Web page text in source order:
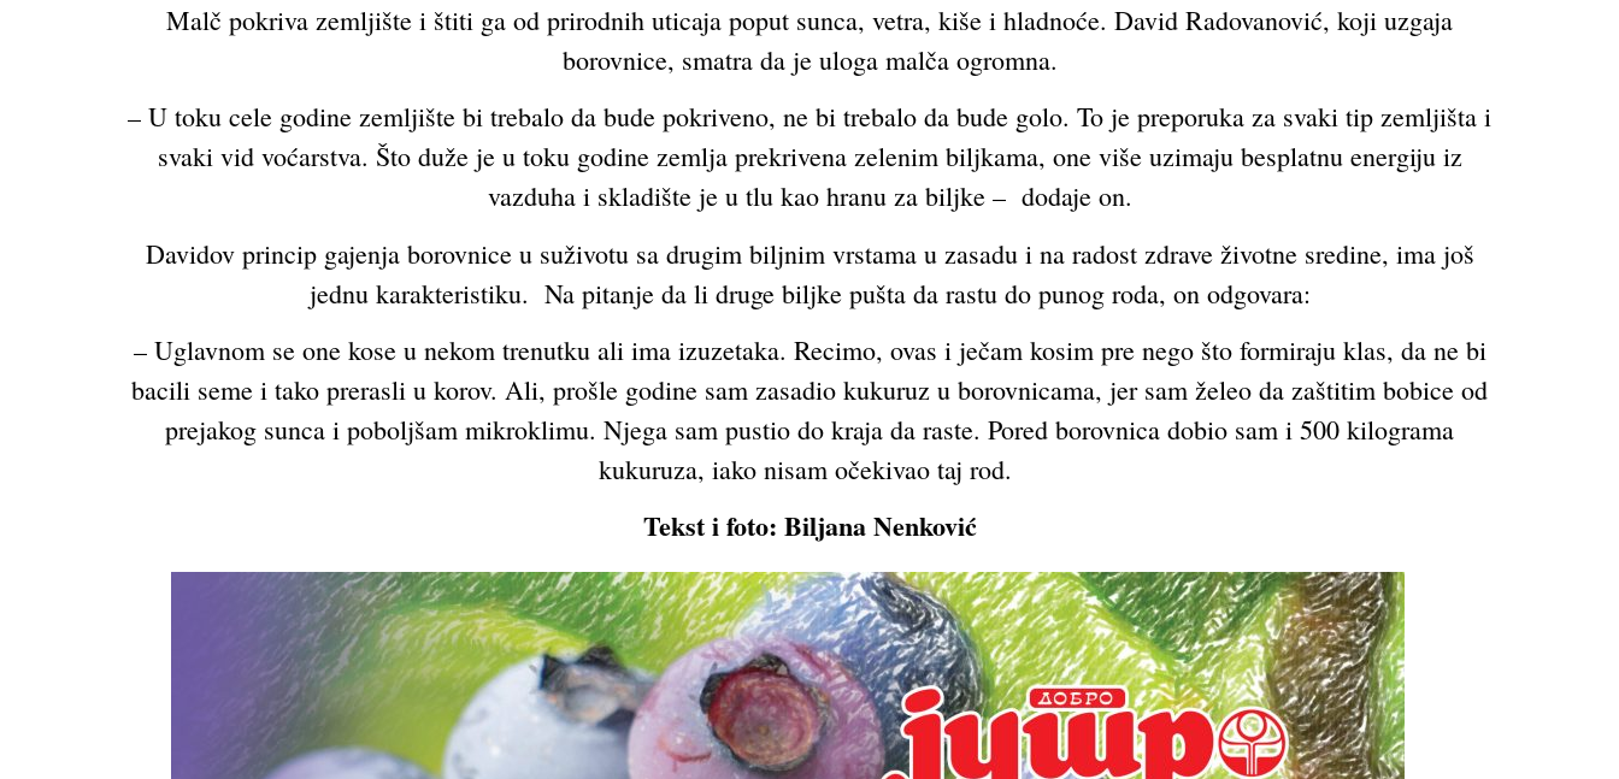
Malč pokriva zemljište i štiti ga od prirodnih uticaja poput sunca, vetra, kiše i hladnoće. David Radovanović, koji uzgaja
borovnice, smatra da je uloga malča ogromna.
– U toku cele godine zemljište bi trebalo da bude pokriveno, ne bi trebalo da bude golo. To je preporuka za svaki tip zemljišta i
svaki vid voćarstva. Što duže je u toku godine zemlja prekrivena zelenim biljkama, one više uzimaju besplatnu energiju iz
vazduha i skladište je u tlu kao hranu za biljke – dodaje on.
Davidov princip gajenja borovnice u suživotu sa drugim biljnim vrstama u zasadu i na radost zdrave životne sredine, ima još
jednu karakteristiku. Na pitanje da li druge biljke pušta da rastu do punog roda, on odgovara:
– Uglavnom se one kose u nekom trenutku ali ima izuzetaka. Recimo, ovas i ječam kosim pre nego što formiraju klas, da ne bi
bacili seme i tako prerasli u korov. Ali, prošle godine sam zasadio kukuruz u borovnicama, jer sam želeo da zaštitim bobice od
prejakog sunca i poboljšam mikroklimu. Njega sam pustio do kraja da raste. Pored borovnica dobio sam i 500 kilograma
kukuruza, iako nisam očekivao taj rod.
Tekst i foto: Biljana Nenković